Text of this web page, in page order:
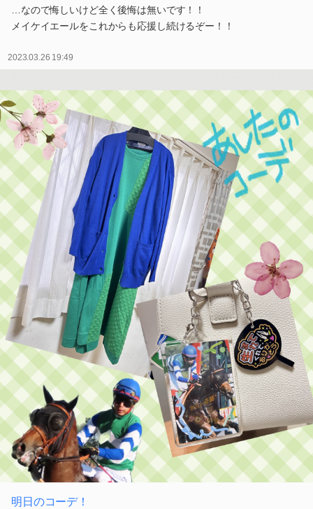
…なので悔しいけど全く後悔は無いです！！
メイケイエールをこれからも応援し続けるぞー！！
2023.03.26 19:49
明日のコーデ！